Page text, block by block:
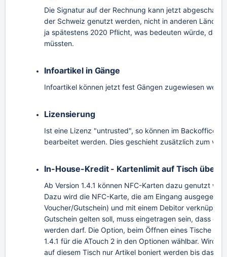
Die Signatur auf der Rechnung kann jetzt
der Schweiz genutzt werden, nicht in anderen
ja spätestens 2020 Pflicht, was bedeuten würde,
müssten.
Infoartikel in Gänge
Infoartikel können jetzt fest Gängen zugewiesen
Lizensierung
Ist eine Lizenz "untrusted", so können im Backoffice
bearbeitet werden. Dies geschieht zusätzlich zum
In-House-Kredit - Kartenlimit auf Tisch
Ab Version 1.4.1 können NFC-Karten dazu genutzt
Dazu wird die NFC-Karte, die am Eingang
Voucher/Gutschein) und mit einem Debitor verknüpft.
Gutschein gelten soll, muss eingetragen sein, dass
werden darf. Die Option, beim Öffnen eines Tische
1.4.1 für die ATouch 2 in den Optionen wählbar. Wird
auf diesem Tisch nur Artikel boniert werden bis das